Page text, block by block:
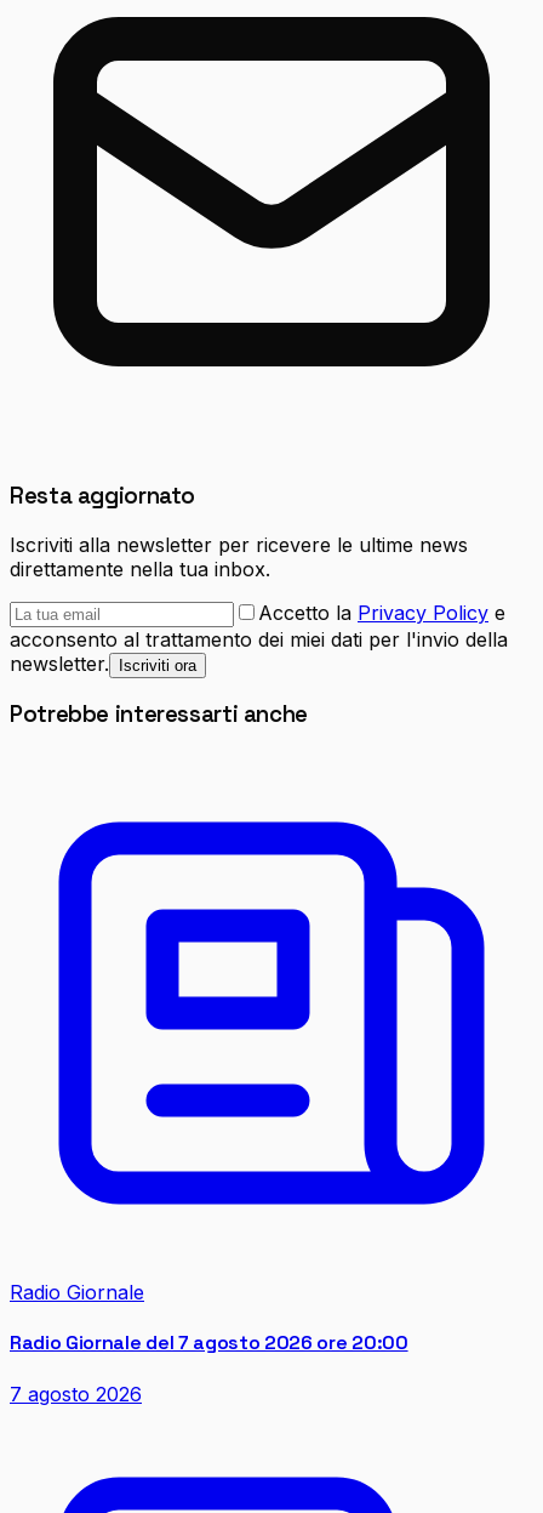
Resta aggiornato
Iscriviti alla newsletter per ricevere le ultime news
direttamente nella tua inbox.
Accetto la Privacy Policy e
acconsento al trattamento dei miei dati per l'invio della
newsletter.
Iscriviti ora
Potrebbe interessarti anche
Radio Giornale
Radio Giornale del 7 agosto 2026 ore 20:00
7 agosto 2026